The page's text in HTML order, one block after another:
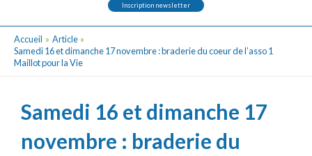
Inscription newsletter
Accueil
Article
Samedi 16 et dimanche 17 novembre : braderie du coeur de l’asso 1
Maillot pour la Vie
Samedi 16 et dimanche 17
novembre : braderie du